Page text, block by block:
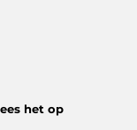
het op